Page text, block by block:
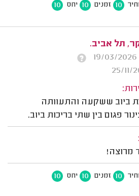
10 זמנים 10 יחס 10
תל אביב.
ביוב ששקעה והתעוותה
פגום בין שתי בריכות ביוב.
מרוצה!
10 זמנים 10 יחס 10